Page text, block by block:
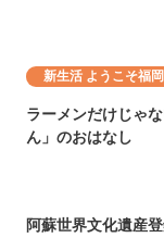
新生活 ようこそ福岡
ラーメンだけじゃ
ん」のおはなし
阿蘇世界文化遺産